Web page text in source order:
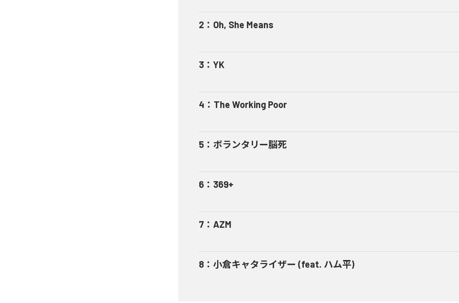
2 ： Oh, She Means
3 ： YK
4 ： The Working Poor
5 ： ボランタリー脳死
6 ： 369+
7 ： AZM
8 ： 小倉キャタライザー (feat. ハム平)